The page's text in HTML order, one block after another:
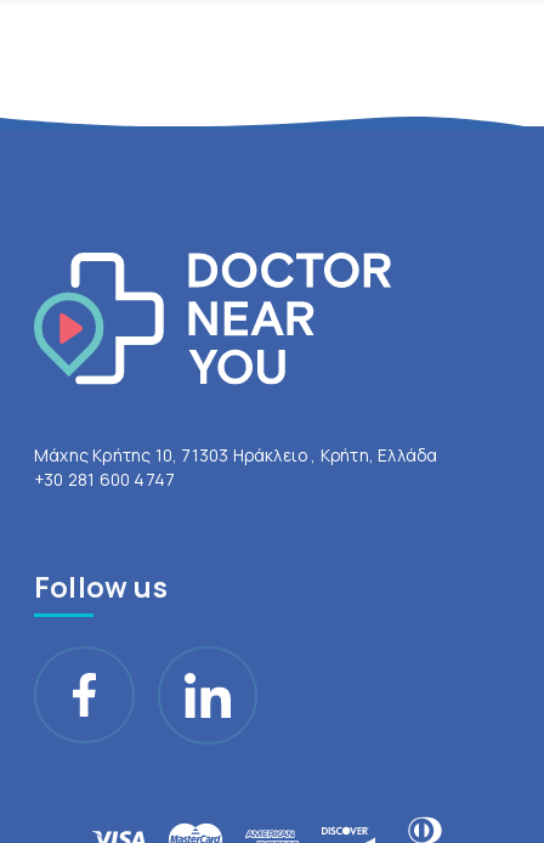
Μάχης Κρήτης 10, 71303 Ηράκλειο , Κρήτη, Ελλάδα
+30 281 600 4747
Follow us